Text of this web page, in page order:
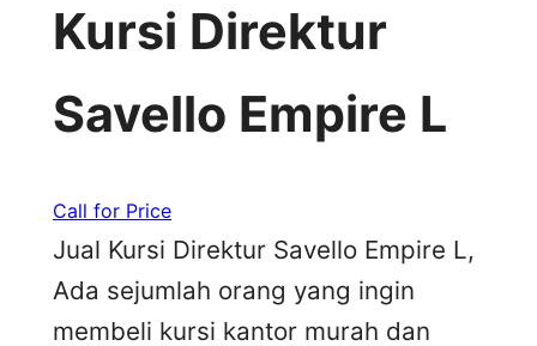
Kursi Direktur
Savello Empire L
Call for Price
Jual Kursi Direktur Savello Empire L,
Ada sejumlah orang yang ingin
membeli kursi kantor murah dan